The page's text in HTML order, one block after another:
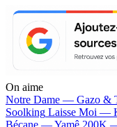
On aime
Notre Dame — Gazo &
Soolking Laisse Moi —
Bécane —Yamê 200K